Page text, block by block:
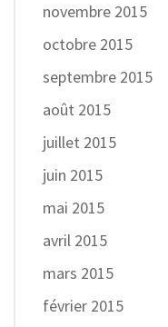
novembre 2015
octobre 2015
septembre 2015
août 2015
juillet 2015
juin 2015
mai 2015
avril 2015
mars 2015
février 2015